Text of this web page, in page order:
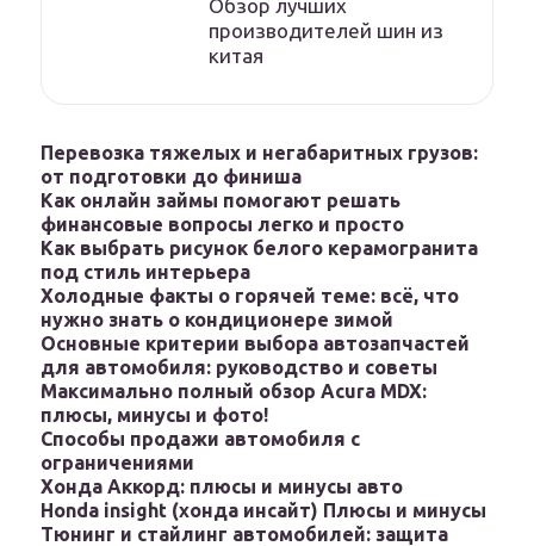
Обзор лучших
производителей шин из
китая
Перевозка тяжелых и негабаритных грузов:
от подготовки до финиша
Как онлайн займы помогают решать
финансовые вопросы легко и просто
Как выбрать рисунок белого керамогранита
под стиль интерьера
Холодные факты о горячей теме: всё, что
нужно знать о кондиционере зимой
Основные критерии выбора автозапчастей
для автомобиля: руководство и советы
Максимально полный обзор Acura MDX:
плюсы, минусы и фото!
Способы продажи автомобиля с
ограничениями
Хонда Аккорд: плюсы и минусы авто
Honda insight (хонда инсайт) Плюсы и минусы
Тюнинг и стайлинг автомобилей: защита